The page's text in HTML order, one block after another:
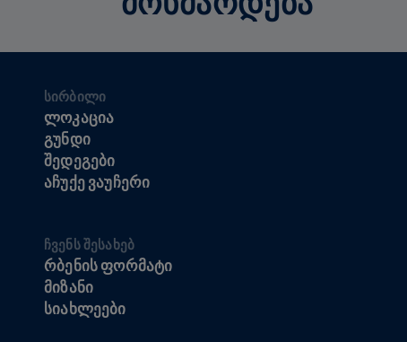
ᲡᲘᲠᲑᲘᲚᲘ
ᲚᲝᲙᲐᲪᲘᲐ
ᲒᲣᲜᲓᲘ
ᲨᲔᲓᲔᲒᲔᲑᲘ
ᲐᲩᲣᲥᲔ ᲕᲐᲣᲩᲔᲠᲘ
ᲩᲕᲔᲜᲡ ᲨᲔᲡᲐᲮᲔᲑ
ᲠᲑᲔᲜᲘᲡ ᲤᲝᲠᲛᲐᲢᲘ
ᲛᲘᲖᲐᲜᲘ
ᲡᲘᲐᲮᲚᲔᲔᲑᲘ